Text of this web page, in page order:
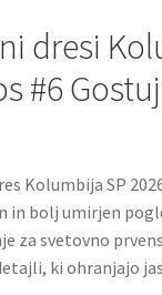
dresi
#6
Kolumbija SP
in bolj umirjen
za svetovno
ki ohranjajo